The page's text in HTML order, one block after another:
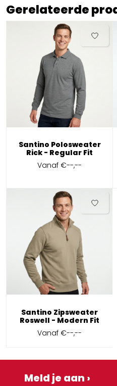
Gerelateerde
Santino Polosweater
Rick - Regular Fit
Vanaf€--,--
Santino Zipsweater
Roswell - Modern Fit
Vanaf€--,--
Meld je aan ›